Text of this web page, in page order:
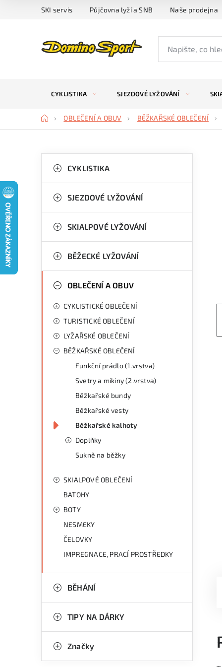
SKI servis Půjčovna lyží a SNB Naše prodejna
CYKLISTIKA SJEZDOVÉ LYŽOVÁNÍ
DomůOBLEČENÍ A OBUV BĚŽKAŘSKÉ OBLEČENÍ
o
t
r
n
kategorie
e
o
i
CYKLISTIKA
SJEZDOVÉ LYŽOVÁNÍ
SKIALPOVÉ LYŽOVÁNÍ
BĚŽECKÉ LYŽOVÁNÍ
OBLEČENÍ A OBUV
CYKLISTICKÉ OBLEČENÍ
TURISTICKÉ OBLEČENÍ
LYŽAŘSKÉ OBLEČENÍ
BĚŽKAŘSKÉ OBLEČENÍ
Funkční prádlo (1.vrstva)
Svetry a mikiny (2.vrstva)
Běžkařské bundy
Běžkařské vesty
Běžkařské kalhoty
Doplňky
Sukně na běžky
SKIALPOVÉ OBLEČENÍ
BATOHY
BOTY
NESMEKY
ČELOVKY
IMPREGNACE, PRACÍ PROSTŘEDKY
BĚHÁNÍ
TIPY NA DÁRKY
Značky